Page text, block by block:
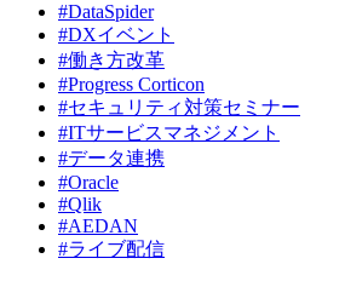
#DataSpider
#DXイベント
#働き方改革
#Progress Corticon
#セキュリティ対策セミナー
#ITサービスマネジメント
#データ連携
#Oracle
#Qlik
#AEDAN
#ライブ配信